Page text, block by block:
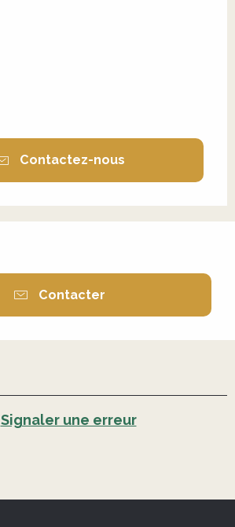
Contactez-nous
Contacter
Signaler une erreur